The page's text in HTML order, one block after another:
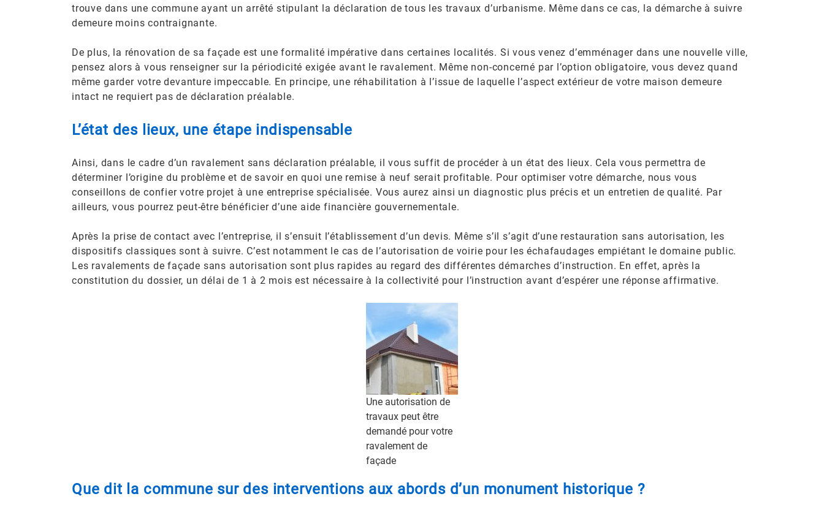
trouve dans une commune ayant un arrêté stipulant la déclaration de tous les travaux d’urbanisme. Même dans ce cas, la démarche à suivre
demeure moins contraignante.
De plus, la rénovation de sa façade est une formalité impérative dans certaines localités. Si vous venez d’emménager dans une nouvelle ville,
pensez alors à vous renseigner sur la périodicité exigée avant le ravalement. Même non-concerné par l’option obligatoire, vous devez quand
même garder votre devanture impeccable. En principe, une réhabilitation à l’issue de laquelle l’aspect extérieur de votre maison demeure
intact ne requiert pas de déclaration préalable.
L’état des lieux, une étape indispensable
Ainsi, dans le cadre d’un ravalement sans déclaration préalable, il vous suffit de procéder à un état des lieux. Cela vous permettra de
déterminer l’origine du problème et de savoir en quoi une remise à neuf serait profitable. Pour optimiser votre démarche, nous vous
conseillons de confier votre projet à une entreprise spécialisée. Vous aurez ainsi un diagnostic plus précis et un entretien de qualité. Par
ailleurs, vous pourrez peut-être bénéficier d’une aide financière gouvernementale.
Après la prise de contact avec l’entreprise, il s’ensuit l’établissement d’un devis. Même s’il s’agit d’une restauration sans autorisation, les
dispositifs classiques sont à suivre. C’est notamment le cas de l’autorisation de voirie pour les échafaudages empiétant le domaine public.
Les ravalements de façade sans autorisation sont plus rapides au regard des différentes démarches d’instruction. En effet, après la
constitution du dossier, un délai de 1 à 2 mois est nécessaire à la collectivité pour l’instruction avant d’espérer une réponse affirmative.
Une autorisation de
travaux peut être
demandé pour votre
ravalement de
façade
Que dit la commune sur des interventions aux abords d’un monument historique ?